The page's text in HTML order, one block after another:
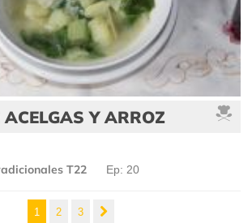
ACELGAS Y ARROZ
T22 Ep: 20
1 2 3